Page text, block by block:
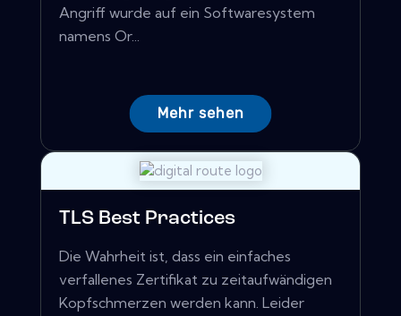
Angriff wurde auf ein Softwaresystem
namens Or...
Mehr sehen
TLS Best Practices
Die Wahrheit ist, dass ein einfaches
verfallenes Zertifikat zu zeitaufwändigen
Kopfschmerzen werden kann. Leider